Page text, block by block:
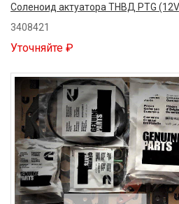
Соленоид актуатора ТНВД PTG
3408421
Уточняйте ₽